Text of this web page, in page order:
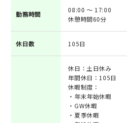
勤務時間
08:00 ～ 17:00
休憩時間60分
休日数 105日
休日：土日休み
年間休日：105日
休暇制度：
・年末年始休暇
・GW休暇
・夏季休暇